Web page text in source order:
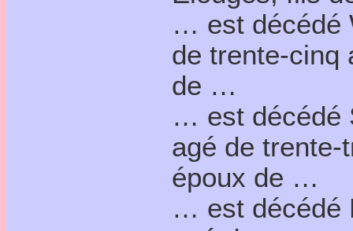
… est décédé
de trente-cinq
de …
… est décédé
agé de trente-
époux de …
… est décédé